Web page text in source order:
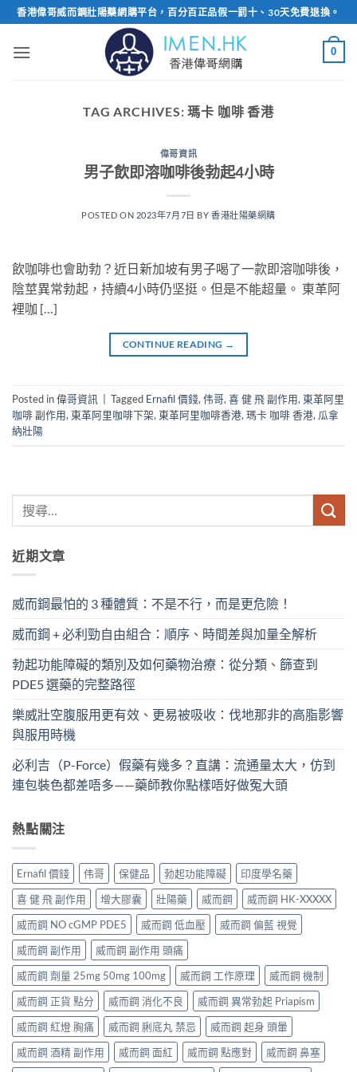
Skip
to
content
香港偉哥威而鋼壯陽藥網購平台，百分百正品假一罰十、30天免費退換。
0
TAG ARCHIVES:瑪卡 咖啡 香港
偉哥資訊
男子飲即溶咖啡後勃起4小時
POSTED ON 2023年7月7日 BY 香港壯陽藥網購
飲咖啡也會助勃？近日新加坡有男子喝了一款即溶咖啡後，
陰莖異常勃起，持續4小時仍坚挺。但是不能超量。 東革阿
裡咖 […]
CONTINUE READING →
Posted in偉哥資訊 Tagged Ernafil 價錢, 伟哥, 喜 健 飛 副作用, 東革阿里
咖啡 副作用, 東革阿里咖啡下架, 東革阿里咖啡香港, 瑪卡 咖啡 香港, 瓜拿
納壯陽
近期文章
威而鋼最怕的 3 種體質：不是不行，而是更危險！
威而鋼 + 必利勁自由組合：順序、時間差與加量全解析
勃起功能障礙的類別及如何藥物治療：從分類、篩查到
PDE5 選藥的完整路徑
樂威壯空腹服用更有效、更易被吸收：伐地那非的高脂影響
與服用時機
必利吉（P-Force）假藥有幾多？直講：流通量太大，仿到
連包裝色都差唔多——藥師教你點樣唔好做冤大頭
熱點關注
Ernafil 價錢 伟哥 保健品 勃起功能障礙
印度學名藥
喜 健 飛 副作用
增大膠囊 壯陽藥 威而鋼
威而鋼 HK-XXXXX
威而鋼 NO cGMP PDE5
威而鋼 低血壓
威而鋼 偏藍 視覺
威而鋼 副作用
威而鋼 副作用 頭痛
威而鋼 劑量 25mg 50mg 100mg
威而鋼 工作原理
威而鋼 機制
威而鋼 正貨 點分
威而鋼 消化不良
威而鋼 異常勃起 Priapism
威而鋼 紅燈 胸痛
威而鋼 脷底丸 禁忌
威而鋼 起身 頭暈
威而鋼 酒精 副作用
威而鋼 面紅 威而鋼 點應對
威而鋼 鼻塞